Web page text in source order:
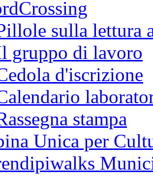
sulla lettura
gruppo di lavoro
d'iscrizione
stampa
Unica per